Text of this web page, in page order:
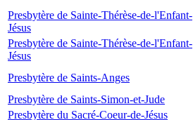
Presbytère de Sainte-Thérèse-de-l'Enfant-
Jésus
Presbytère de Sainte-Thérèse-de-l'Enfant-
Jésus
Presbytère de Saints-Anges
Presbytère de Saints-Simon-et-Jude
Presbytère du Sacré-Coeur-de-Jésus